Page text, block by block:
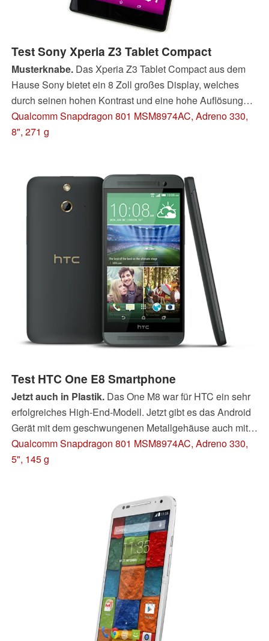
Test Sony Xperia Z3 Tablet Compact
Musterknabe.Das Xperia Z3 Tablet Compact aus dem
Hause Sony bietet ein 8 Zoll großes Display, welches
durch seinen hohen Kontrast und eine hohe Auflösung
besticht. Ein schneller SoC sorgt im Zusammenspiel mit
Android 4.4 für eine prima Systemperformance und die
und nur auf hohem Niveau.
Qualcomm Snapdragon 801 MSM8974AC, Adreno 330,
8", 271 g
Test HTC One E8 Smartphone
Jetzt auch in Plastik.Das One M8 war für HTC ein sehr
erfolgreiches High-End-Modell. Jetzt gibt es das Android
Gerät mit dem geschwungenen Metallgehäuse auch mit
Kunststoffgehäuse und hochauflösender Kamera. Wir
sehen uns die Änderungen an und sagen Ihnen, ob auch
Qualcomm Snapdragon 801 MSM8974AC, Adreno 330,
5", 145 g